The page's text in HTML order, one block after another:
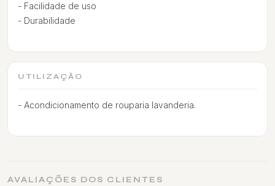
- Facilidade de uso
- Durabilidade
UTILIZAÇÃO
- Acondicionamento de rouparia lavanderia.
AVALIAÇÕES DOS CLIENTES